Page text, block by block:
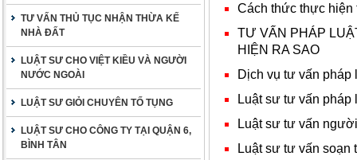
TƯ VẤN THỦ TỤC NHẬN THỪA KẾ
NHÀ ĐẤT
LUẬT SƯ CHO VIỆT KIỀU VÀ NGƯỜI
NƯỚC NGOÀI
LUẬT SƯ GIỎI CHUYÊN TỐ TỤNG
LUẬT SƯ CHO CÔNG TY TẠI QUẬN 6,
BÌNH TÂN
Cách thức thực
TƯ VẤN PHÁP
HIỆN RA SAO
Dịch vụ tư vấn
Luật sư tư vấn pháp
Luật sư tư vấn
Luật sư tư vấn soạn